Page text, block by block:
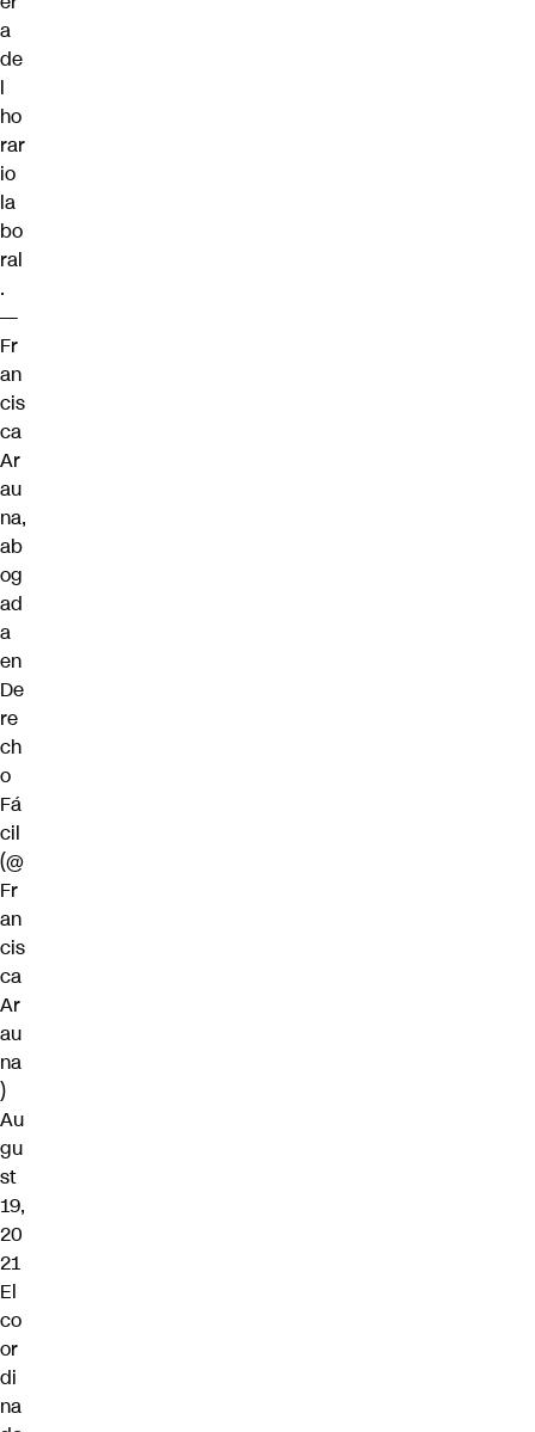
a
de
l
ho
rar
io
la
bo
ral
.
—
Fr
an
cis
ca
Ar
au
na,
ab
og
ad
a
en
De
re
ch
o
Fá
cil
(@
Fr
an
cis
ca
Ar
au
na
)
Au
gu
st
19,
20
21
El
co
or
di
na